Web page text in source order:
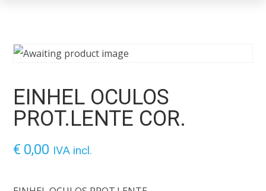
EINHEL OCULOS
PROT.LENTE COR.
€ 0,00 IVA incl.